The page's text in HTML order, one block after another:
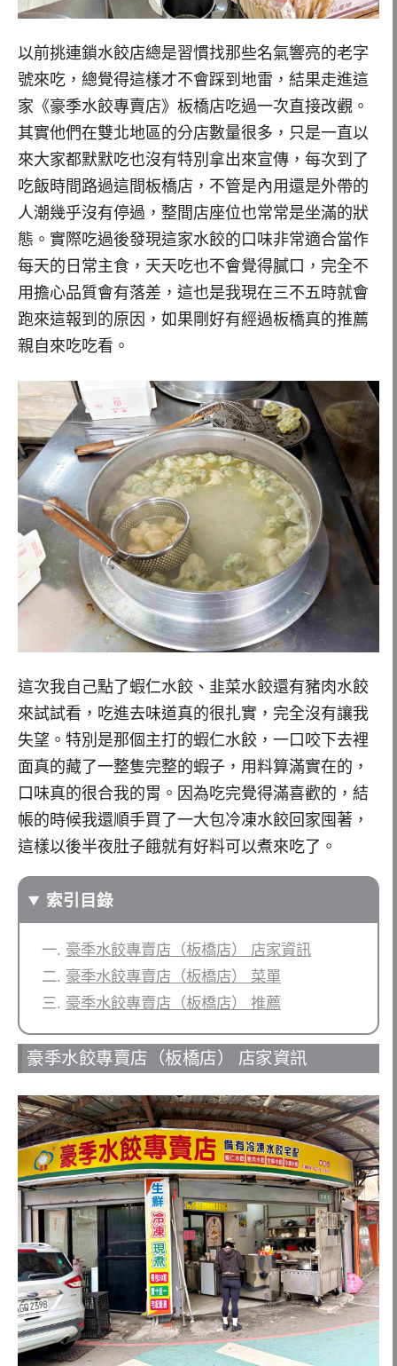
以前挑連鎖水餃店總是習慣找那些名氣響亮的老字
號來吃，總覺得這樣才不會踩到地雷，結果走進這
家《豪季水餃專賣店》板橋店吃過一次直接改觀。
其實他們在雙北地區的分店數量很多，只是一直以
來大家都默默吃也沒有特別拿出來宣傳，每次到了
吃飯時間路過這間板橋店，不管是內用還是外帶的
人潮幾乎沒有停過，整間店座位也常常是坐滿的狀
態。實際吃過後發現這家水餃的口味非常適合當作
每天的日常主食，天天吃也不會覺得膩口，完全不
用擔心品質會有落差，這也是我現在三不五時就會
跑來這報到的原因，如果剛好有經過板橋真的推薦
親自來吃吃看。
這次我自己點了蝦仁水餃、韭菜水餃還有豬肉水餃
來試試看，吃進去味道真的很扎實，完全沒有讓我
失望。特別是那個主打的蝦仁水餃，一口咬下去裡
面真的藏了一整隻完整的蝦子，用料算滿實在的，
口味真的很合我的胃。因為吃完覺得滿喜歡的，結
帳的時候我還順手買了一大包冷凍水餃回家囤著，
這樣以後半夜肚子餓就有好料可以煮來吃了。
索引目錄
豪季水餃專賣店（板橋店） 店家資訊
豪季水餃專賣店（板橋店） 菜單
豪季水餃專賣店（板橋店） 推薦
豪季水餃專賣店（板橋店） 店家資訊